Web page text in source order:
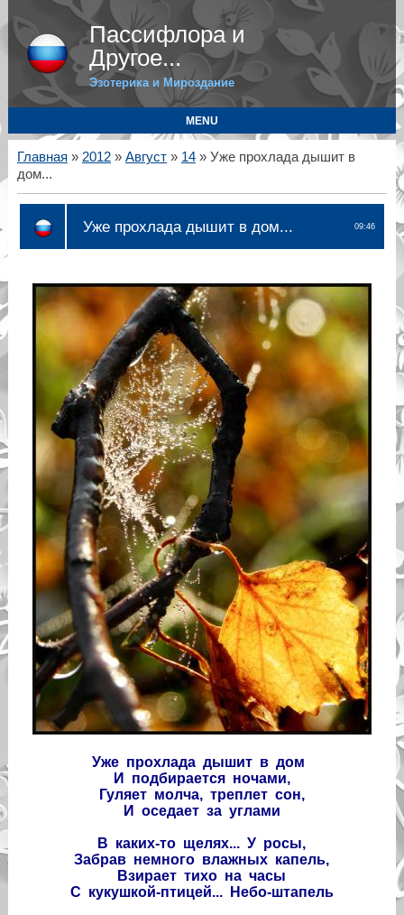
Пассифлора и
Другое...
Эзотерика и Мироздание
MENU
Главная » 2012 » Август » 14» Уже прохлада дышит в
дом...
09:46
Уже прохлада дышит в дом...
Уже прохлада дышит в дом
И подбирается ночами,
Гуляет молча, треплет сон,
И оседает за углами
В каких-то щелях... У росы,
Забрав немного влажных капель,
Взирает тихо на часы
С кукушкой-птицей... Небо-штапель